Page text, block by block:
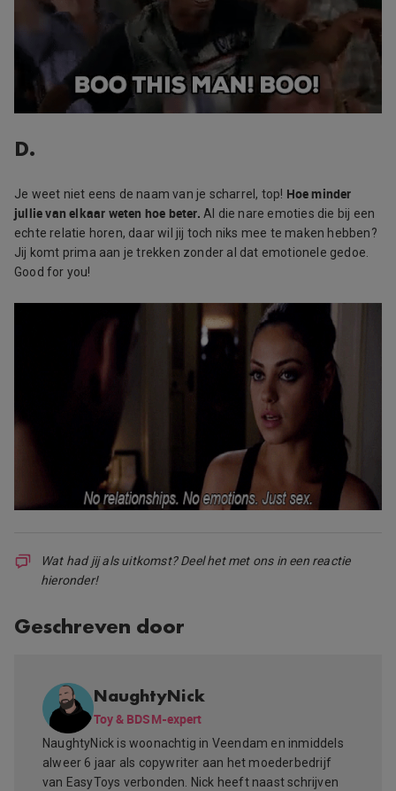
D.
Je weet niet eens de naam van je scharrel, top! Hoe minder
jullie van elkaar weten hoe beter. Al die nare emoties die bij een
echte relatie horen, daar wil jij toch niks mee te maken hebben?
Jij komt prima aan je trekken zonder al dat emotionele gedoe.
Good for you!
Wat had jij als uitkomst? Deel het met ons in een reactie
hieronder!
Geschreven door
NaughtyNick
Toy & BDSM-expert
NaughtyNick is woonachtig in Veendam en inmiddels
alweer 6 jaar als copywriter aan het moederbedrijf
van EasyToys verbonden. Nick heeft naast schrijven